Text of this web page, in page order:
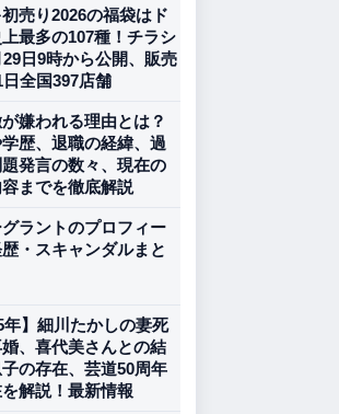
初売り2026の福袋はド
最多の107種！チラシ
29日9時から公開、販売
日全国397店舗
嫌われる理由とは？
歴、退職の経緯、過
発言の数々、現在の
までを徹底解説
グラントのプロフィー
・スキャンダルまと
年】細川たかしの妻死
、喜代美さんとの結
の存在、芸道50周年
解説！最新情報